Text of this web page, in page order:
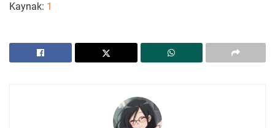
Kaynak: 1